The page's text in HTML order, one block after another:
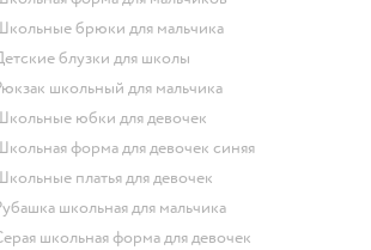
Школьные брюки для мальчика
Детские блузки для школы
Рюкзак школьный для мальчика
Школьные юбки для девочек
Школьная форма для девочек синяя
Школьные платья для девочек
Рубашка школьная для мальчика
Серая школьная форма для девочек